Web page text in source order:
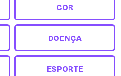
COR
DOENÇA
ESPORTE